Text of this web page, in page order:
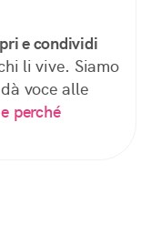
e condividi
li vive. Siamo
voce alle
perché